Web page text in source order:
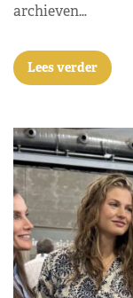
archieven…
Lees verder